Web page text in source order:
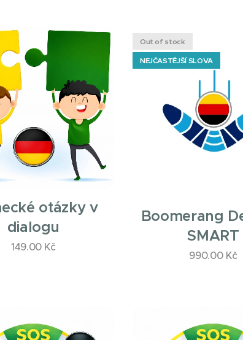
otázky v
dialogu
149.00Kč
Boomerang
SMART
Out of stock
NEJČASTĚJŠÍ SLOVA
990.00Kč